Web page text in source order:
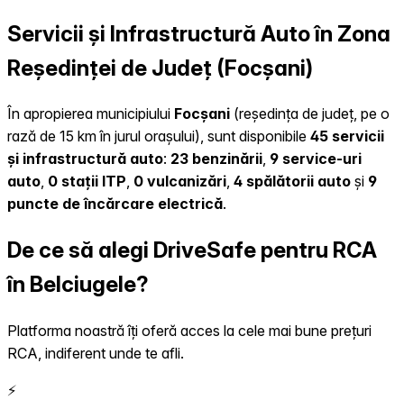
Servicii și Infrastructură Auto în Zona
Reședinței de Județ (Focșani)
În apropierea municipiului Focșani (reședința de județ, pe o
rază de 15 km în jurul orașului), sunt disponibile 45 servicii
și infrastructură auto: 23 benzinării, 9 service-uri
auto, 0 stații ITP, 0 vulcanizări, 4 spălătorii auto și 9
puncte de încărcare electrică.
De ce să alegi DriveSafe pentru RCA
în Belciugele?
Platforma noastră îți oferă acces la cele mai bune prețuri
RCA, indiferent unde te afli.
⚡